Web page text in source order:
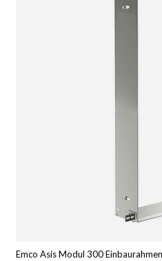
Emco Asis Modul 300